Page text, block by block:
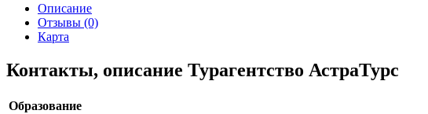
Описание
Отзывы (0)
Карта
Контакты, описание Турагентство АстраТурс
Образование